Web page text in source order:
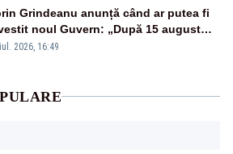
Grindeanu anunță când ar putea fi
noul Guvern: „După 15 august
șanse mai mari”
2026, 16:49